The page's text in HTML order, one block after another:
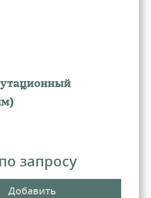
запросу
Добавить